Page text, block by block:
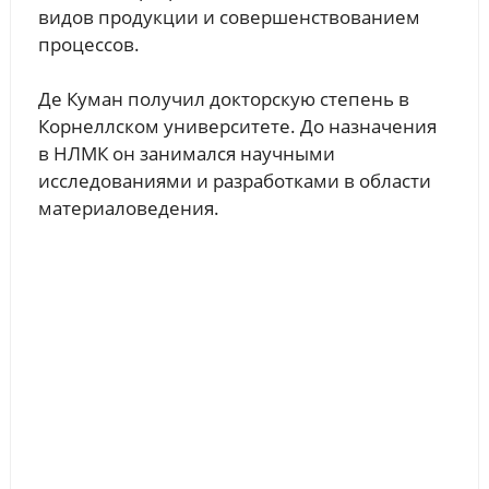
видов продукции и совершенствованием
процессов.
Де Куман получил докторскую степень в
Корнеллском университете. До назначения
в НЛМК он занимался научными
исследованиями и разработками в области
материаловедения.